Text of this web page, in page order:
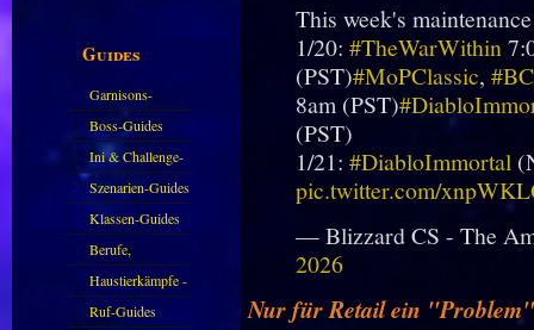
Guides
Garnisons-
Guides
Boss-Guides
Ini & Challenge-
Guides
Szenarien-Guides
Klassen-Guides
Berufe,
Farmkarten und
Haustiere
Haustierkämpfe -
Guide
Ruf-Guides
This week's
1/20: #TheWarWithin
(PST)#MoPClassic,
8am (PST)
(PST)
1/21: #DiabloImmortal
pic.twitter.com/
— Blizzard CS - The
2026
Nur für Retail ein "Problem"